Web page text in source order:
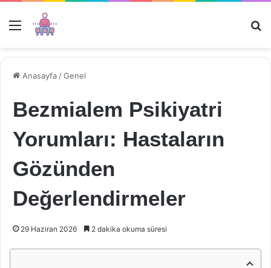
Menü
Anasayfa /Genel
Bezmialem Psikiyatri
Yorumları: Hastaların
Gözünden
Değerlendirmeler
29 Haziran 2026 2 dakika okuma süresi